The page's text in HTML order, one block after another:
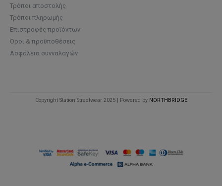
Τρόποι αποστολής
Τρόποι πληρωμής
Επιστροφές προϊόντων
Όροι & προϋποθέσεις
Ασφάλεια συνναλαγών
Copyright Station Streetwear 2025 | Powered by NORTHBRIDGE